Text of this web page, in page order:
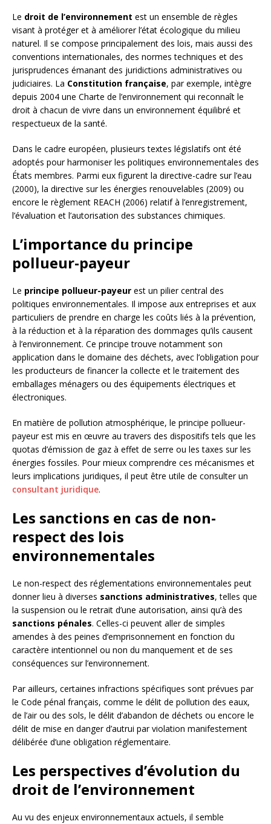
Le droit de l’environnement est un ensemble de règles
visant à protéger et à améliorer l’état écologique du milieu
naturel. Il se compose principalement des lois, mais aussi des
conventions internationales, des normes techniques et des
jurisprudences émanant des juridictions administratives ou
judiciaires. La Constitution française, par exemple, intègre
depuis 2004 une Charte de l’environnement qui reconnaît le
droit à chacun de vivre dans un environnement équilibré et
respectueux de la santé.
Dans le cadre européen, plusieurs textes législatifs ont été
adoptés pour harmoniser les politiques environnementales des
États membres. Parmi eux figurent la directive-cadre sur l’eau
(2000), la directive sur les énergies renouvelables (2009) ou
encore le règlement REACH (2006) relatif à l’enregistrement,
l’évaluation et l’autorisation des substances chimiques.
L’importance du principe
pollueur-payeur
Le principe pollueur-payeur est un pilier central des
politiques environnementales. Il impose aux entreprises et aux
particuliers de prendre en charge les coûts liés à la prévention,
à la réduction et à la réparation des dommages qu’ils causent
à l’environnement. Ce principe trouve notamment son
application dans le domaine des déchets, avec l’obligation pour
les producteurs de financer la collecte et le traitement des
emballages ménagers ou des équipements électriques et
électroniques.
En matière de pollution atmosphérique, le principe pollueur-
payeur est mis en œuvre au travers des dispositifs tels que les
quotas d’émission de gaz à effet de serre ou les taxes sur les
énergies fossiles. Pour mieux comprendre ces mécanismes et
leurs implications juridiques, il peut être utile de consulter un
consultant juridique.
Les sanctions en cas de non-
respect des lois
environnementales
Le non-respect des réglementations environnementales peut
donner lieu à diverses sanctions administratives, telles que
la suspension ou le retrait d’une autorisation, ainsi qu’à des
sanctions pénales. Celles-ci peuvent aller de simples
amendes à des peines d’emprisonnement en fonction du
caractère intentionnel ou non du manquement et de ses
conséquences sur l’environnement.
Par ailleurs, certaines infractions spécifiques sont prévues par
le Code pénal français, comme le délit de pollution des eaux,
de l’air ou des sols, le délit d’abandon de déchets ou encore le
délit de mise en danger d’autrui par violation manifestement
délibérée d’une obligation réglementaire.
Les perspectives d’évolution du
droit de l’environnement
Au vu des enjeux environnementaux actuels, il semble